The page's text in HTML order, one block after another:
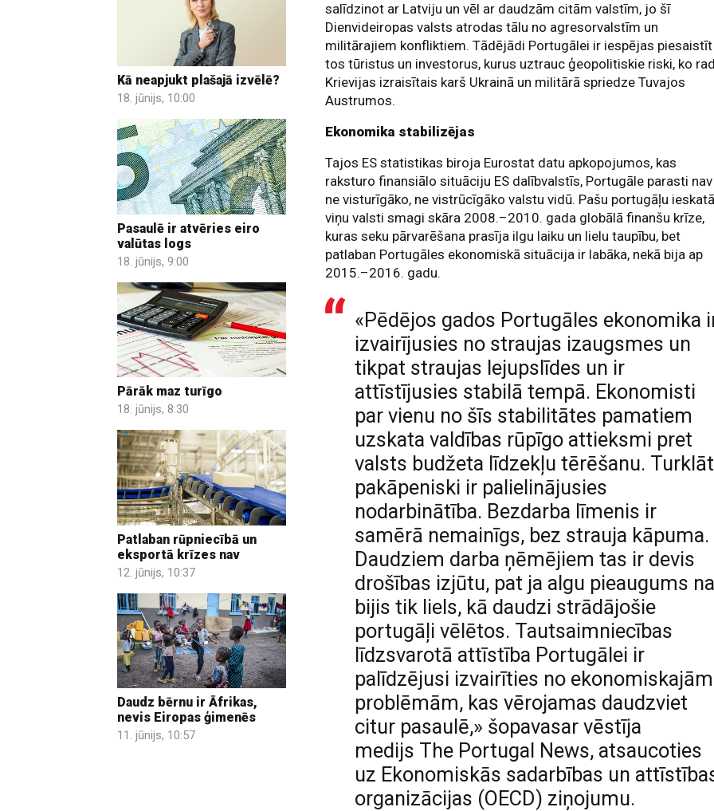
Kā neapjukt plašajā izvēlē?
18. jūnijs, 10:00
Pasaulē ir atvēries eiro
valūtas logs
18. jūnijs, 9:00
Pārāk maz turīgo
18. jūnijs, 8:30
Patlaban rūpniecībā un
eksportā krīzes nav
12. jūnijs, 10:37
Daudz bērnu ir Āfrikas,
nevis Eiropas ģimenēs
11. jūnijs, 10:57
salīdzinot ar Latviju un vēl ar daudzām citām valstīm, jo šī
Dienvideiropas valsts atrodas tālu no agresorvalstīm un
militārajiem konfliktiem. Tādējādi Portugālei ir iespējas piesaistīt
tos tūristus un investorus, kurus uztrauc ģeopolitiskie riski, ko
Krievijas izraisītais karš Ukrainā un militārā spriedze Tuvajos
Austrumos.
Ekonomika stabilizējas
Tajos ES statistikas biroja Eurostat datu apkopojumos, kas
raksturo finansiālo situāciju ES dalībvalstīs, Portugāle parasti nav
ne visturīgāko, ne vistrūcīgāko valstu vidū. Pašu portugāļu
viņu valsti smagi skāra 2008.–2010. gada globālā finanšu krīze,
kuras seku pārvarēšana prasīja ilgu laiku un lielu taupību, bet
patlaban Portugāles ekonomiskā situācija ir labāka, nekā bija ap
2015.–2016. gadu.
«Pēdējos gados Portugāles ekonomika
izvairījusies no straujas izaugsmes un
tikpat straujas lejupslīdes un ir
attīstījusies stabilā tempā. Ekonomisti
par vienu no šīs stabilitātes pamatiem
uzskata valdības rūpīgo attieksmi pret
valsts budžeta līdzekļu tērēšanu. Turklāt
pakāpeniski ir palielinājusies
nodarbinātība. Bezdarba līmenis ir
samērā nemainīgs, bez strauja kāpuma.
Daudziem darba ņēmējiem tas ir devis
drošības izjūtu, pat ja algu pieaugums
bijis tik liels, kā daudzi strādājošie
portugāļi vēlētos. Tautsaimniecības
līdzsvarotā attīstība Portugālei ir
palīdzējusi izvairīties no ekonomiskajām
problēmām, kas vērojamas daudzviet
citur pasaulē,» šopavasar vēstīja
medijs The Portugal News, atsaucoties
uz Ekonomiskās sadarbības un
organizācijas (OECD) ziņojumu.